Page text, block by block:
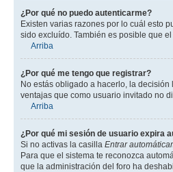
¿Por qué no puedo autenticarme?
Existen varias razones por lo cuál esto
sido excluído. También es posible que
Arriba
¿Por qué me tengo que registrar?
No estás obligado a hacerlo, la
ventajas que como usuario invitado no
Arriba
¿Por qué mi sesión de usuario expira
Si no activas la casilla Entrar
Para que el sistema te reconozca
que la administración del foro ha